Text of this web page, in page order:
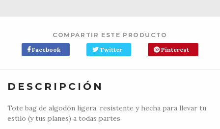
COMPARTIR ESTE PRODUCTO
Facebook
Twitter Pinterest
DESCRIPCIÓN
Tote bag de algodón ligera, resistente y hecha para llevar tu
estilo (y tus planes) a todas partes